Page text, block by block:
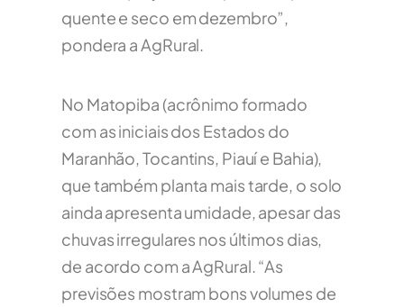
quente e seco em dezembro”,
pondera a AgRural.
No Matopiba (acrônimo formado
com as iniciais dos Estados do
Maranhão, Tocantins, Piauí e Bahia),
que também planta mais tarde, o solo
ainda apresenta umidade, apesar das
chuvas irregulares nos últimos dias,
de acordo com a AgRural. “As
previsões mostram bons volumes de